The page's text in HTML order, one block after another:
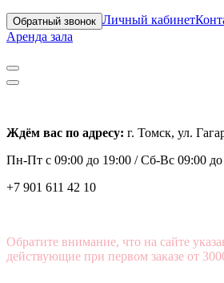
Обратный звонок Личный кабинет
Аренда зала
Ждём вас по адресу: г. Томск, ул.
Пн-Пт с 09:00 до 19:00 /Сб-Вс 09:00 до
+7 901 611 42 10
Обратите внимание, что на сайте
действующие при первом заказе от